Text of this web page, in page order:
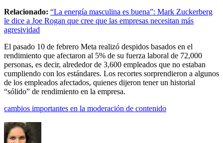
Relacionado: “La energía masculina es buena”: Mark Zuckerberg
le dice a Joe Rogan que cree que las empresas necesitan más
agresividad
El pasado 10 de febrero Meta realizó despidos basados en el
rendimiento que afectaron al 5% de su fuerza laboral de 72,000
personas, es decir, alrededor de 3,600 empleados que no estaban
cumpliendo con los estándares. Los recortes sorprendieron a algunos
de los empleados afectados, quienes dijeron tener un historial
“sólido” de rendimiento en la empresa.
cambios importantes en la moderación de contenido